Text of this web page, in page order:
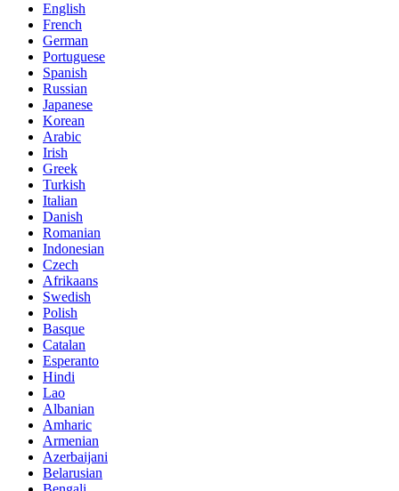
English
French
German
Portuguese
Spanish
Russian
Japanese
Korean
Arabic
Irish
Greek
Turkish
Italian
Danish
Romanian
Indonesian
Czech
Afrikaans
Swedish
Polish
Basque
Catalan
Esperanto
Hindi
Lao
Albanian
Amharic
Armenian
Azerbaijani
Belarusian